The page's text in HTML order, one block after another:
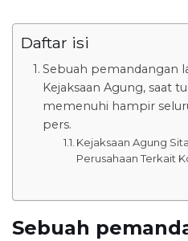
Daftar isi
Sebuah pemandangan
Kejaksaan Agung, saat
memenuhi hampir
pers.
Kejaksaan Agung
Perusahaan Terkait
Sebuah